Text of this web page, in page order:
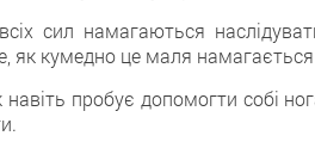
сил намагаються
як кумедно це маля
пробує допомогти собі